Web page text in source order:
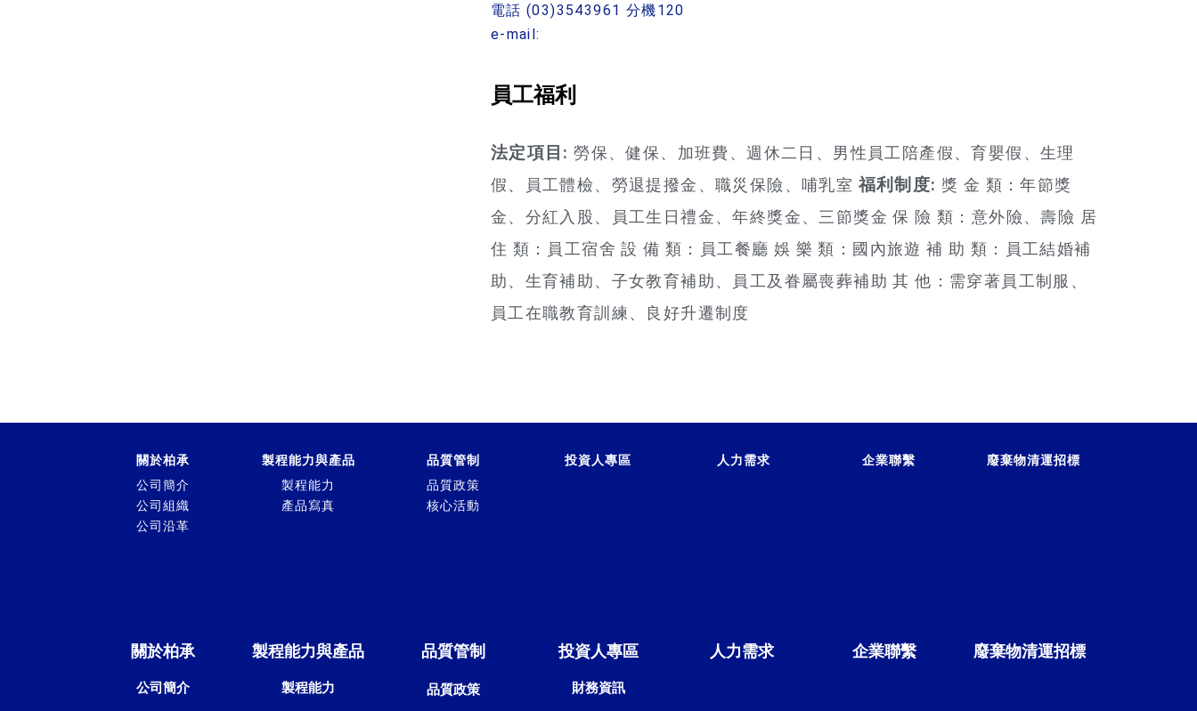
電話 (03)3543961 分機120
e-mail:
員工福利
法定項目: 勞保、健保、加班費、週休二日、男性員工陪產假、育嬰假、生理
假、員工體檢、勞退提撥金、職災保險、哺乳室 福利制度: 獎 金 類：年節獎
金、分紅入股、員工生日禮金、年終獎金、三節獎金 保 險 類：意外險、壽險 居
住 類：員工宿舍 設 備 類：員工餐廳 娛 樂 類：國內旅遊 補 助 類：員工結婚補
助、生育補助、子女教育補助、員工及眷屬喪葬補助 其 他：需穿著員工制服、
員工在職教育訓練、良好升遷制度
關於柏承
公司簡介
公司組織
公司沿革
製程能力與產品
製程能力
產品寫真
品質管制
品質政策
核心活動
投資人專區 人力需求 企業聯繫 廢棄物清運招標
關於柏承
公司簡介
製程能力與產品
製程能力
品質管制
品質政策
投資人專區
財務資訊
人力需求 企業聯繫 廢棄物清運招標